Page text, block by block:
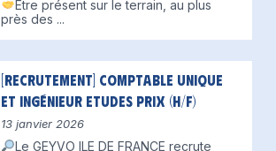
Être présent sur le terrain, au plus
près des ...
[Recrutement] Comptable unique
et Ingénieur Etudes Prix (H/F)
13 janvier 2026
Le GEYVO ILE DE FRANCE recrute